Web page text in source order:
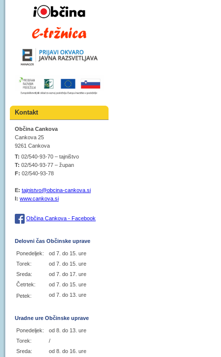
Kontakt
Občina Cankova
Cankova 25
9261 Cankova
T: 02/540-93-70 – tajništvo
T: 02/540-93-77 – župan
F: 02/540-93-78
E: tajnistvo@obcina-cankova.si
I: www.cankova.si
Občina Cankova - Facebook
Delovni čas Občinske uprave
Ponedeljek:
od 7. do 15. ure
Torek:
od 7. do 15. ure
Sreda:
od 7. do 17. ure
Četrtek:
od 7. do 15. ure
Petek:
od 7. do 13. ure
Uradne ure Občinske uprave
Ponedeljek:
od 8. do 13. ure
Torek:
/
Sreda:
od 8. do 16. ure